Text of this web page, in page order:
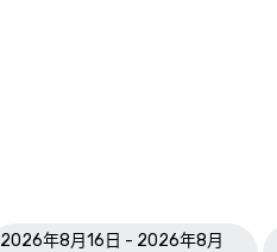
2026年8月16日 - 2026年8月